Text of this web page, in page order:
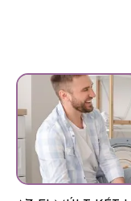
KÖZPONTHOZ/
KERÜLÉS
kontaktlencsék
vagy kiütések
el: orvosi ellátást
országos/